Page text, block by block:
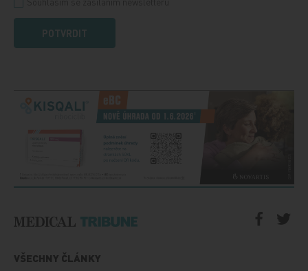
POTVRDIT
VŠECHNY ČLÁNKY